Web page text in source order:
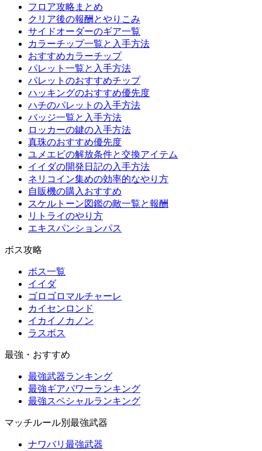
フロア攻略まとめ
クリア後の報酬とやりこみ
サイドオーダーのギア一覧
カラーチップ一覧と入手方法
おすすめカラーチップ
パレット一覧と入手方法
パレットのおすすめチップ
ハッキングのおすすめ優先度
ハチのパレットの入手方法
バッジ一覧と入手方法
ロッカーの鍵の入手方法
真珠のおすすめ優先度
ユメエビの解放条件と交換アイテム
イイダの開発日記の入手方法
ネリコイン集めの効率的なやり方
自販機の購入おすすめ
スケルトーン図鑑の敵一覧と報酬
リトライのやり方
エキスパンションパス
ボス攻略
ボス一覧
イイダ
ゴロゴロマルチャーレ
カイセンロンド
イカイノカノン
ラスボス
最強・おすすめ
最強武器ランキング
最強ギアパワーランキング
最強スペシャルランキング
マッチルール別最強武器
ナワバリ最強武器